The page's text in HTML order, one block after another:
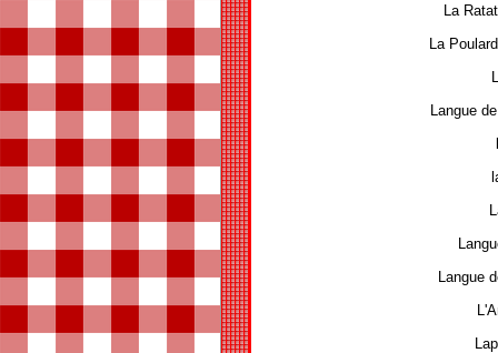
La
La
Langue
Langue